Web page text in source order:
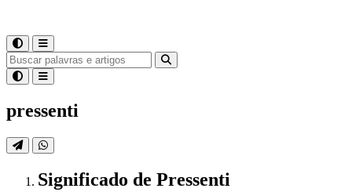
pressenti
Significado de Pressenti